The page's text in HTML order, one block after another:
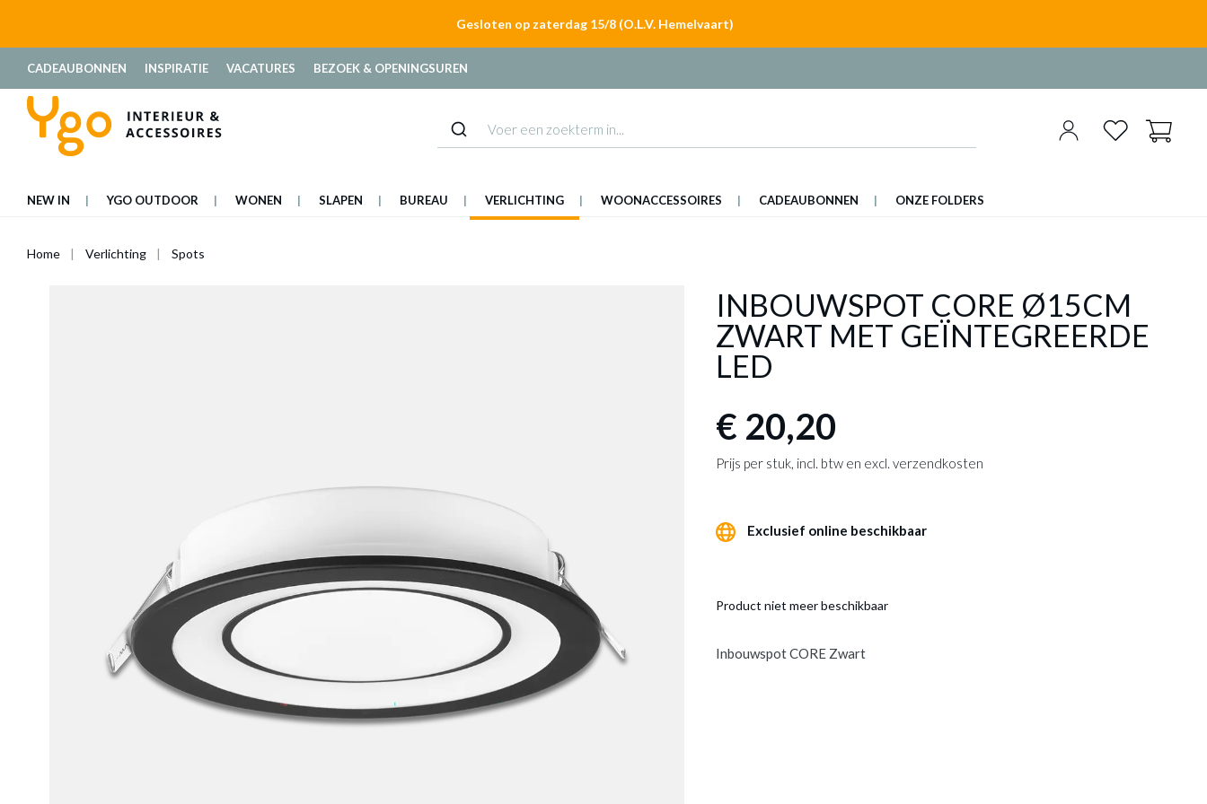
Gesloten op zaterdag 15/8 (O.L.V. Hemelvaart)
CADEAUBONNEN INSPIRATIE VACATURES BEZOEK & OPENINGSUREN
NEW IN YGO OUTDOOR WONEN SLAPEN BUREAU VERLICHTING WOONACCESSOIRES CADEAUBONNEN ONZE FOLDERS
Home Verlichting Spots
INBOUWSPOT CORE Ø15CM
ZWART MET GEÏNTEGREERDE
LED
€ 20,20
Prijs per stuk, incl. btw en excl. verzendkosten
Exclusief online beschikbaar
Product niet meer beschikbaar
Inbouwspot CORE Zwart